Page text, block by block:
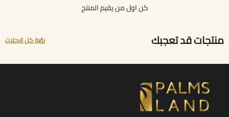
كن اول من يقيم المنتج
منتجات قد تعجبك رؤية كل الرحلات